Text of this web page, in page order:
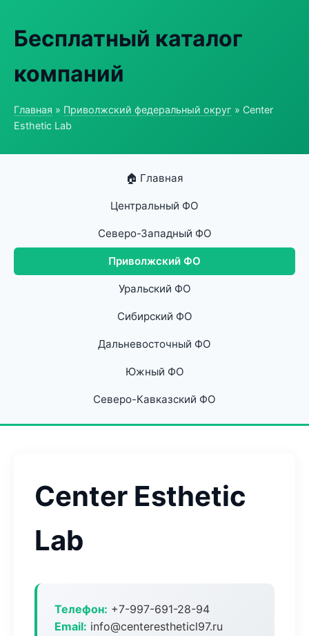
Бесплатный каталог
компаний
Главная » Приволжский федеральный округ » Center
Esthetic Lab
🏠 Главная
Центральный ФО
Северо-Западный ФО
Приволжский ФО
Уральский ФО
Сибирский ФО
Дальневосточный ФО
Южный ФО
Северо-Кавказский ФО
Center Esthetic
Lab
Телефон: +7-997-691-28-94
Email: info@centerestheticl97.ru